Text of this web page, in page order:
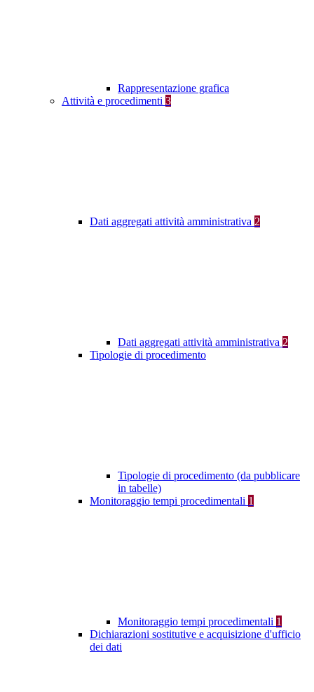
Rappresentazione grafica
Attività e procedimenti 3
Dati aggregati attività amministrativa 2
Dati aggregati attività amministrativa 2
Tipologie di procedimento
Tipologie di procedimento (da pubblicare
in tabelle)
Monitoraggio tempi procedimentali 1
Monitoraggio tempi procedimentali 1
Dichiarazioni sostitutive e acquisizione d'ufficio
dei dati